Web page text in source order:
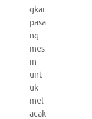
gkar
pasa
ng
mes
in
unt
uk
mel
acak